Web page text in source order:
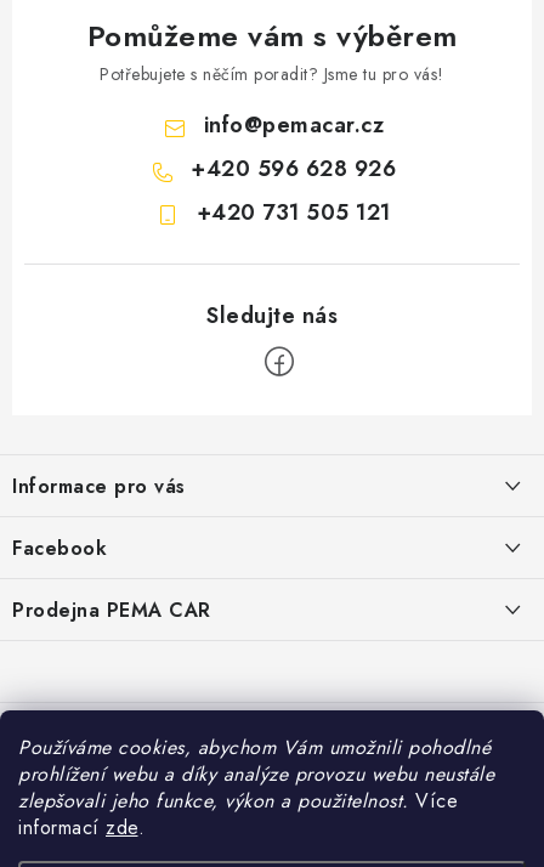
Používáme cookies, abychom Vám umožnili pohodlné
prohlížení webu a díky analýze provozu webu neustále
zlepšovali jeho funkce, výkon a použitelnost. Více
informací zde.
Pomůžeme vám s výběrem
Potřebujete s něčím poradit? Jsme tu pro vás!
info@pemacar.cz
+420 596 628 926
+420 731 505 121
p
a
Informace pro vás
Reklamace
Zásady zpracování osobních údajů
Facebook
Prodejna PEMA CAR
702 00 Moravská Ostrava
Otevírací hodiny:
Po – Pá: 7:30 – 16:00
So – Ne: Zavřeno